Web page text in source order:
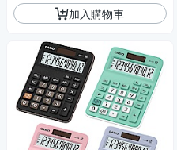
加入購物車